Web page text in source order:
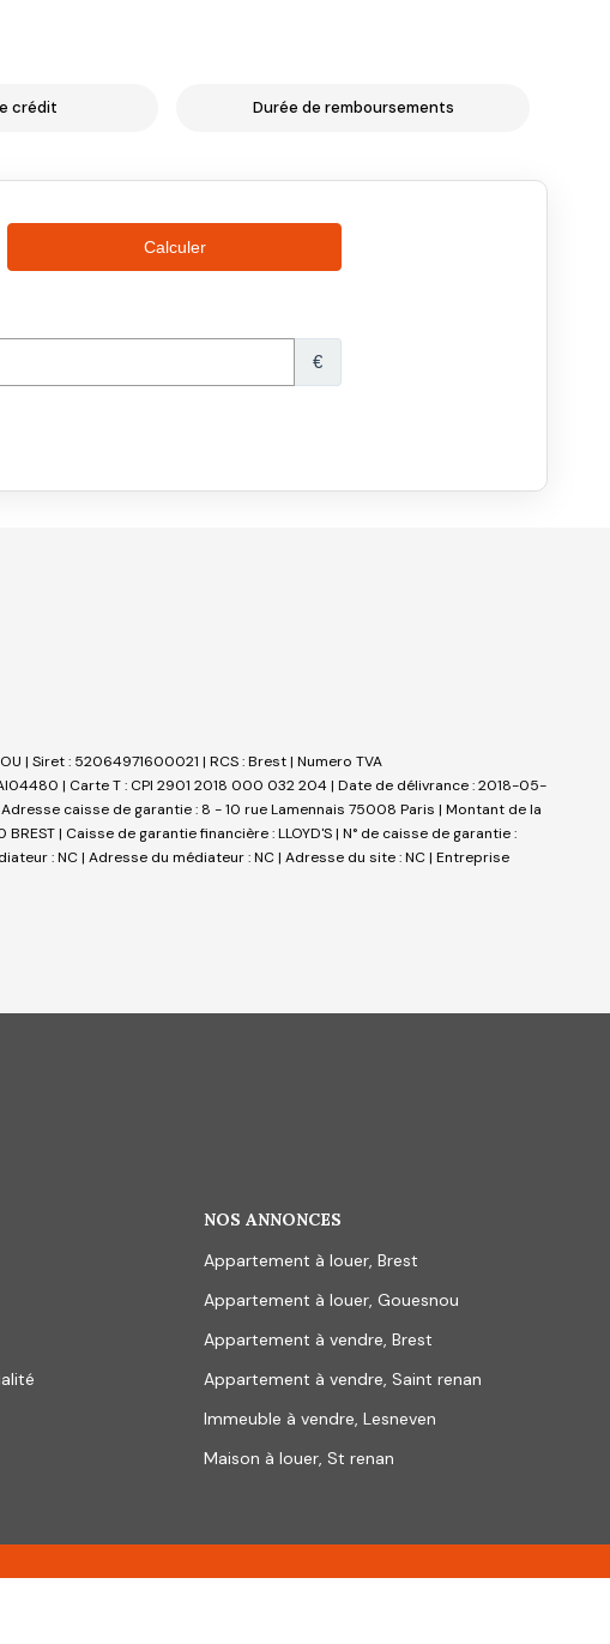
crédit Durée de remboursements
| Siret : 52064971600021 | RCS : Brest | Numero TVA
| Carte T : CPI 2901 2018 000 032 204 | Date de délivrance : 2018-05-
Adresse caisse de garantie : 8 - 10 rue Lamennais 75008 Paris | Montant de la
| Caisse de garantie financière : LLOYD'S | N° de caisse de garantie :
: NC | Adresse du médiateur : NC | Adresse du site : NC | Entreprise
NOS ANNONCES
Appartement à louer, Brest
Appartement à louer, Gouesnou
Appartement à vendre, Brest
Appartement à vendre, Saint renan
Immeuble à vendre, Lesneven
Maison à louer, St renan